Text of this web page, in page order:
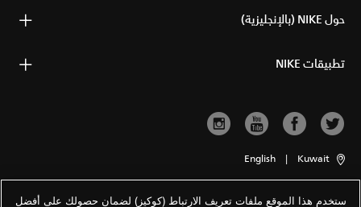
حول NIKE (بالإنجليزية)
تطبيقات NIKE
Kuwait
|
English
ستخدم هذا الموقع ملفات تعريف الارتباط (كوكيز) لضمان حصولك على أفضل